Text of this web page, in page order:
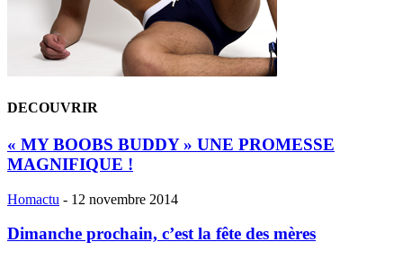
DECOUVRIR
« MY BOOBS BUDDY » UNE PROMESSE
MAGNIFIQUE !
Homactu - 12 novembre 2014
Dimanche prochain, c’est la fête des mères